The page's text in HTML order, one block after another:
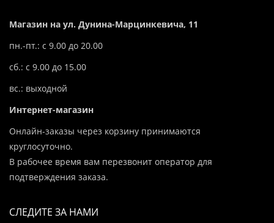
Магазин на ул. Дунина-Марцинкевича, 11
пн.-пт.: с 9.00 до 20.00
сб.: с 9.00 до 15.00
вс.: выходной
Интернет-магазин
Онлайн-заказы через корзину принимаются
круглосуточно.
В рабочее время вам перезвонит оператор для
подтверждения заказа.
СЛЕДИТЕ ЗА НАМИ